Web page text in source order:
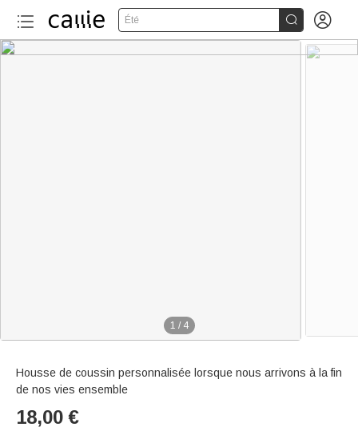
Été  
1 / 4
Housse de coussin personnalisée lorsque nous arrivons à la fin
de nos vies ensemble
18,00 €